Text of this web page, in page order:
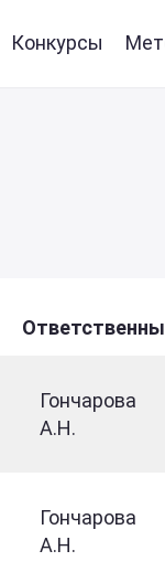
Конкурсы
Гончарова
А.Н.
Гончарова
А.Н.